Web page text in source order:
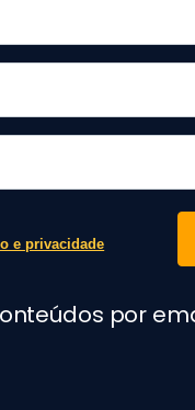
e privacidade
por